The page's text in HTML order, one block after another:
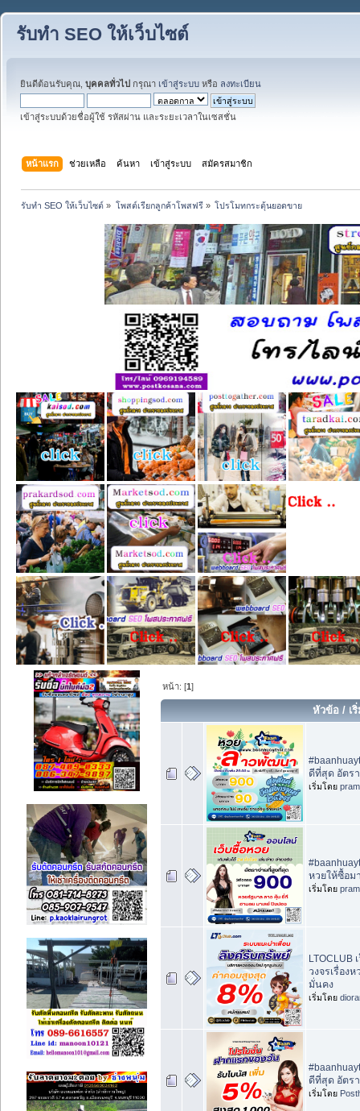
รับทำ SEO ให้เว็บไซต์
ยินดีต้อนรับคุณ, บุคคลทั่วไป กรุณา เข้าสู่ระบบ หรือ ลงทะเบียน
เข้าสู่ระบบด้วยชื่อผู้ใช้ รหัสผ่าน และระยะเวลาในเซสชั่น
หน้าแรก ช่วยเหลือ ค้นหา เข้าสู่ระบบ สมัครสมาชิก
รับทำ SEO ให้เว็บไซต์ » โพสต์เรียกลูกค้าโพสฟรี» โปรโมทกระตุ้นยอดขาย
หน้า: [1]
หัวข้อ / เ
ดีที่สุด อัตร
เริ่มโดย
หวยให้ซื้อ
เริ่มโดย
LTOCLUB
วงจรเรื่อง
มั่นคง
เริ่มโดย
ดีที่สุด อัตร
เริ่มโดย